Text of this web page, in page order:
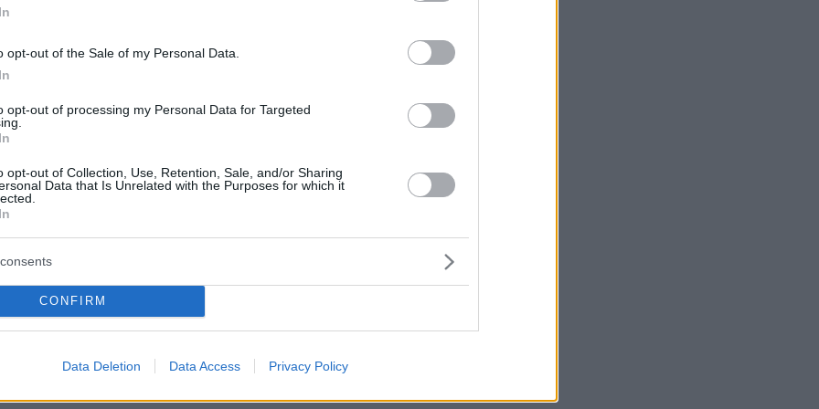
opt-out of the Sale of my Personal Data.
opt-out of processing my Personal Data for Targeted
opt-out of Collection, Use, Retention, Sale, and/or Sharing
Data that Is Unrelated with the Purposes for which it
CONFIRM
Data Deletion Data Access Privacy Policy
κατώτατου μισθού, πάταξη αισχροκέρδειας,
ΕΣΥ - Κατάργηση άνω των 500 νομικών προσώπων -
το πλαίσιο της ομιλίας
στη ΔΕΘ - Χωρίς τους
υπουργούς και πανηγυρικό
λογική της ενίσχυσης της Πολιτικής Προστασίας -
σενάρια του ανασχηματισμού